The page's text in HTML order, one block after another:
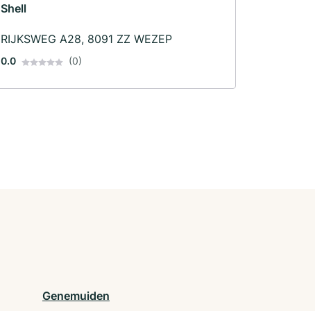
Shell
RIJKSWEG A28, 8091 ZZ WEZEP
0.0 (0)
Genemuiden